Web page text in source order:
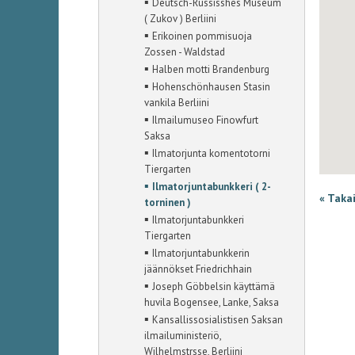
( Zukov ) Berliini
▪ Erikoinen pommisuoja
Zossen - Waldstad
▪ Halben motti Brandenburg
▪ Hohenschönhausen Stasin
vankila Berliini
▪ Ilmailumuseo Finowfurt
Saksa
▪ Ilmatorjunta komentotorni
Tiergarten
▪ Ilmatorjuntabunkkeri ( 2-
torninen )
▪ Ilmatorjuntabunkkeri
Tiergarten
▪ Ilmatorjuntabunkkerin
jäännökset Friedrichhain
▪ Joseph Göbbelsin käyttämä
huvila Bogensee, Lanke, Saksa
▪ Kansallissosialistisen Saksan
ilmailuministeriö,
Wilhelmstrsse, Berliini
«